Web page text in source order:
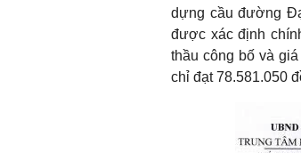
dựng cầu đường
được xác định
thầu công bố và
chỉ đạt 78.581.050